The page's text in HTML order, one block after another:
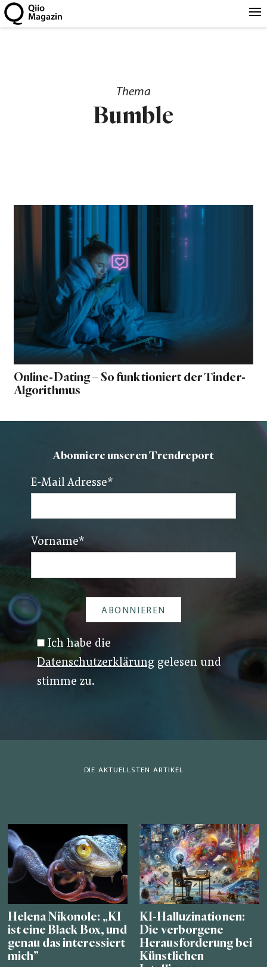
Thema
Bumble
Online-Dating – So funktioniert der Tinder-
Algorithmus
Abonniere unseren Trendreport
E-Mail Adresse*
Vorname*
Ich habe die
Datenschutzerklärung gelesen und
stimme zu.
DIE AKTUELLSTEN ARTIKEL
Helena Nikonole: „KI
ist eine Black Box, und
genau das interessiert
mich”
KI-Halluzinationen:
Die verborgene
Herausforderung bei
Künstlichen